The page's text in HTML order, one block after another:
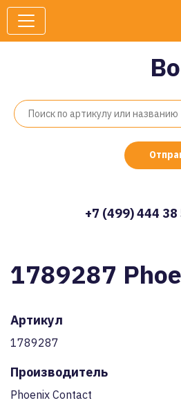
+7 (499) 444 38
1789287
Артикул
1789287
Производитель
Phoenix Contact